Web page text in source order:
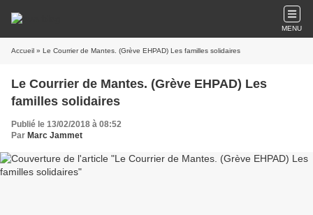
MENU
Accueil » Le Courrier de Mantes. (Grève EHPAD) Les familles solidaires
Le Courrier de Mantes. (Grève EHPAD) Les
familles solidaires
Publié le 13/02/2018 à 08:52
Par Marc Jammet